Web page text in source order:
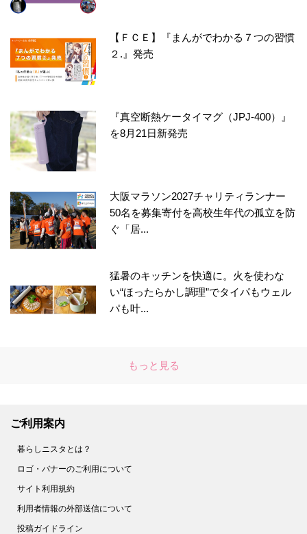
【ＦＣＥ】『まんがでわかる７つの習慣
２.』発売
『真空断熱ケータイマグ（JPJ-400）』
を8月21日新発売
大阪マラソン2027チャリティランナー
50名を募集寄付を高校生年代の孤立を防
ぐ「居...
猛暑のキッチンを快適に。火を使わな
い“ほったらかし調理”でタイパもウェル
パも叶...
もっと見る
ご利用案内
暮らしニスタとは？
ロゴ・バナーのご利用について
サイト利用規約
利用者情報の外部送信について
投稿ガイドライン